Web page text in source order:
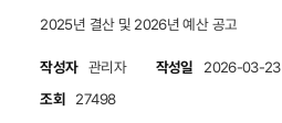
2025년 결산 및 2026년 예산 공고
작성자 관리자 작성일 2026-03-23
조회 27498